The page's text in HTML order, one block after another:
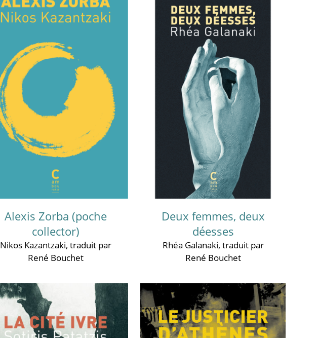
Alexis Zorba (poche
collector)
Nikos Kazantzaki, traduit par
René Bouchet
Deux femmes, deux
déesses
Rhéa Galanaki, traduit par
René Bouchet